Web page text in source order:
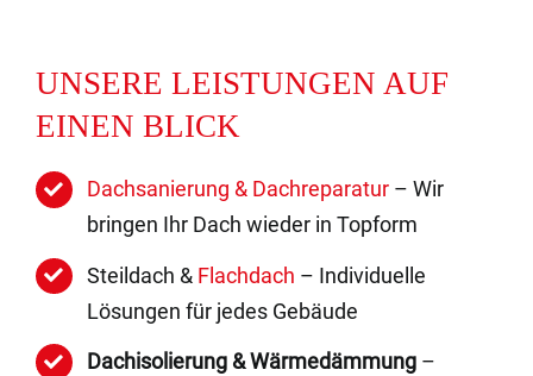
UNSERE LEISTUNGEN AUF
EINEN BLICK
Dachsanierung & Dachreparatur – Wir
bringen Ihr Dach wieder in Topform
Steildach & Flachdach – Individuelle
Lösungen für jedes Gebäude
Dachisolierung & Wärmedämmung –